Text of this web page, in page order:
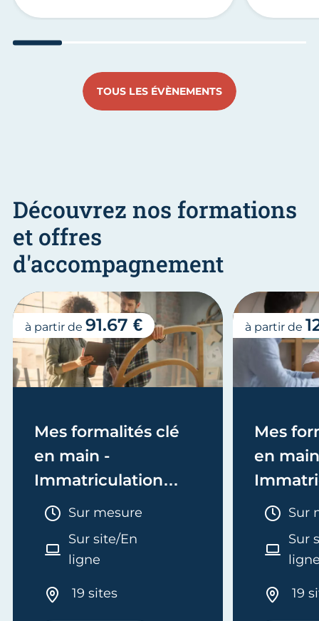
TOUS LES ÉVÈNEMENTS
Découvrez nos formations
et offres
d'accompagnement
Mes formalités clé
en main -
Immatriculation
(EI/Micro-entreprise
ou réel)
Durée :
Sur mesure
Sur site/En
ligne
19 sites
à partir de 91.67 €
Mes
en
Sur
Sur
19
à partir de